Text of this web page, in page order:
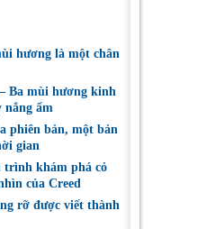
hương là một chân
Ba mùi hương kinh
nắng ấm
phiên bản, một bản
gian
trình khám phá cỏ
của Creed
rỡ được viết thành